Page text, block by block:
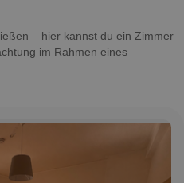
– hier kannst du ein Zimmer
im Rahmen eines